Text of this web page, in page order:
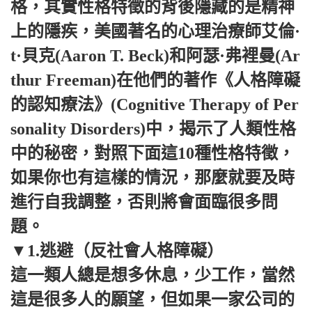
格，其實性格特徵的背後隱藏的是精神
上的隱疾，美國著名的心理治療師艾倫·
t·貝克(Aaron T. Beck)和阿瑟·弗裡曼(Ar
thur Freeman)在他們的著作《人格障礙
的認知療法》(Cognitive Therapy of Per
sonality Disorders)中，揭示了人類性格
中的秘密，對照下面這10種性格特徵，
如果你也有這樣的情況，那麼就要及時
進行自我調整，否則將會面臨很多問
題。
▼1.逃避（反社會人格障礙）
這一類人總是想多休息，少工作，當然
這是很多人的願望，但如果一家公司的